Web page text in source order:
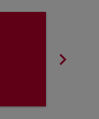
chevron_right